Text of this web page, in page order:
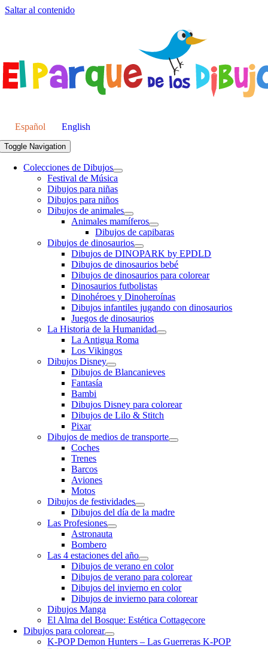
Saltar al contenido
Español English
Toggle Navigation
Colecciones de Dibujos
Festival de Música
Dibujos para niñas
Dibujos para niños
Dibujos de animales
Animales mamíferos
Dibujos de capibaras
Dibujos de dinosaurios
Dibujos de DINOPARK by EPDLD
Dibujos de dinosaurios bebé
Dibujos de dinosaurios para colorear
Dinosaurios futbolistas
Dinohéroes y Dinoheroínas
Dibujos infantiles jugando con dinosaurios
Juegos de dinosaurios
La Historia de la Humanidad
La Antigua Roma
Los Vikingos
Dibujos Disney
Dibujos de Blancanieves
Fantasía
Bambi
Dibujos Disney para colorear
Dibujos de Lilo & Stitch
Pixar
Dibujos de medios de transporte
Coches
Trenes
Barcos
Aviones
Motos
Dibujos de festividades
Dibujos del día de la madre
Las Profesiones
Astronauta
Bombero
Las 4 estaciones del año
Dibujos de verano en color
Dibujos de verano para colorear
Dibujos del invierno en color
Dibujos de invierno para colorear
Dibujos Manga
El Alma del Bosque: Estética Cottagecore
Dibujos para colorear
K-POP Demon Hunters – Las Guerreras K-POP